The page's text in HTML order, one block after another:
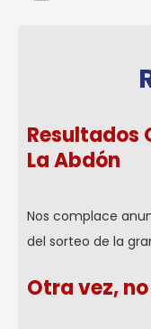
Resultados
La Abdón
Nos complace
del sorteo de la
Otra vez,